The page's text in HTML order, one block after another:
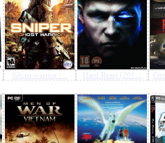
(2 сезон)
Ghost warrior /... Hard Reset [201...